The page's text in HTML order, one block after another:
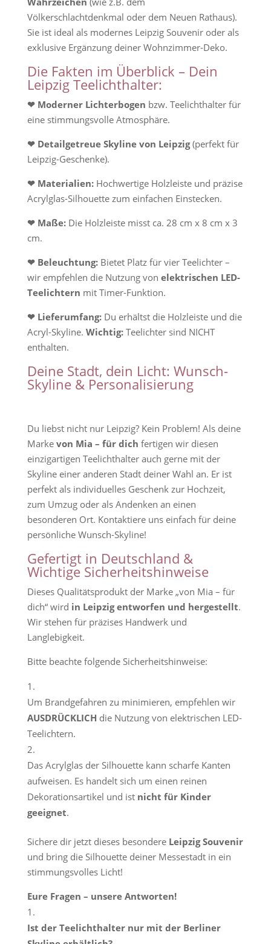
Völkerschlachtdenkmal oder dem Neuen Rathaus).
Sie ist ideal als modernes Leipzig Souvenir oder als
exklusive Ergänzung deiner Wohnzimmer-Deko.
Die Fakten im Überblick – Dein
Leipzig Teelichthalter:
❤ Moderner Lichterbogen bzw. Teelichthalter für
eine stimmungsvolle Atmosphäre.
❤ Detailgetreue Skyline von Leipzig(perfekt für
Leipzig-Geschenke).
❤ Materialien:Hochwertige Holzleiste und präzise
Acrylglas-Silhouette zum einfachen Einstecken.
❤ Maße:Die Holzleiste misst ca. 28 cm x 8 cm x 3
cm.
❤ Beleuchtung:Bietet Platz für vier Teelichter –
wir empfehlen die Nutzung von elektrischen LED-
Teelichtern mit Timer-Funktion.
❤ Lieferumfang:Du erhältst die Holzleiste und die
Acryl-Skyline. Wichtig:Teelichter sind NICHT
enthalten.
Deine Stadt, dein Licht: Wunsch-
Skyline & Personalisierung
Du liebst nicht nur Leipzig? Kein Problem! Als deine
Marke von Mia – für dich fertigen wir diesen
einzigartigen Teelichthalter auch gerne mit der
Skyline einer anderen Stadt deiner Wahl an. Er ist
perfekt als individuelles Geschenk zur Hochzeit,
zum Umzug oder als Andenken an einen
besonderen Ort. Kontaktiere uns einfach für deine
persönliche Wunsch-Skyline!
Gefertigt in Deutschland &
Wichtige Sicherheitshinweise
Dieses Qualitätsprodukt der Marke „von Mia – für
dich“ wird in Leipzig entworfen und hergestellt.
Wir stehen für präzises Handwerk und
Langlebigkeit.
Bitte beachte folgende Sicherheitshinweise:
Um Brandgefahren zu minimieren, empfehlen wir
AUSDRÜCKLICH die Nutzung von elektrischen LED-
Teelichtern.
Das Acrylglas der Silhouette kann scharfe Kanten
aufweisen. Es handelt sich um einen reinen
Dekorationsartikel und ist nicht für Kinder
geeignet.
Sichere dir jetzt dieses besondere Leipzig Souvenir
und bring die Silhouette deiner Messestadt in ein
stimmungsvolles Licht!
Eure Fragen – unsere Antworten!
Ist der Teelichthalter nur mit der Berliner